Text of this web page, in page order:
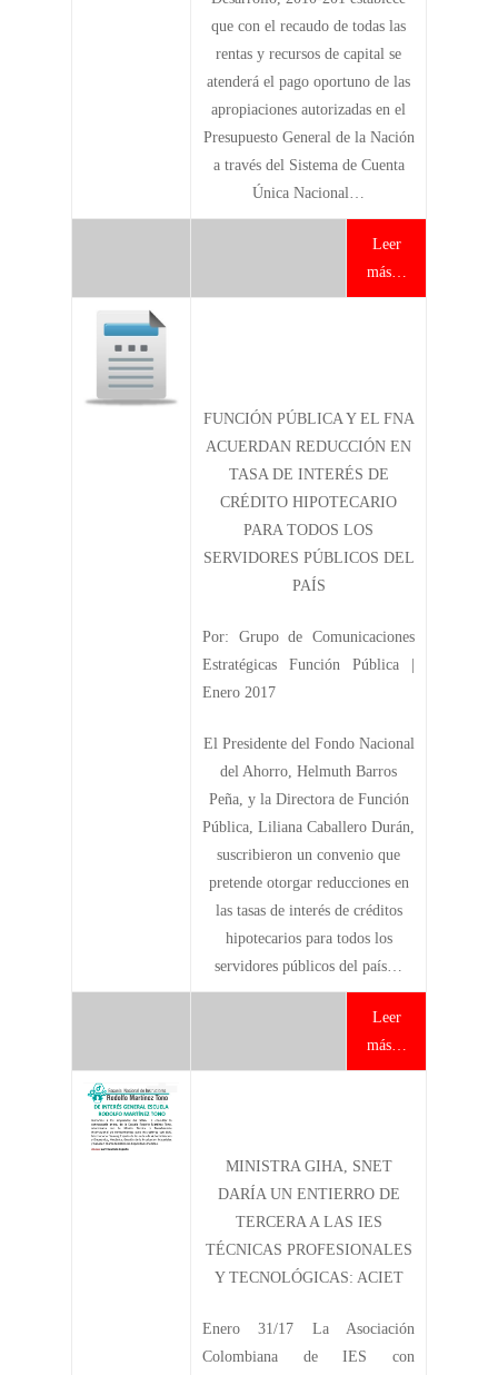
que con el recaudo de todas las
rentas y recursos de capital se
atenderá el pago oportuno de las
apropiaciones autorizadas en el
Presupuesto General de la Nación
a través del Sistema de Cuenta
Única Nacional…
Leer
más…
FUNCIÓN PÚBLICA Y EL FNA
ACUERDAN REDUCCIÓN EN
TASA DE INTERÉS DE
CRÉDITO HIPOTECARIO
PARA TODOS LOS
SERVIDORES PÚBLICOS DEL
PAÍS
Por: Grupo de Comunicaciones
Estratégicas Función Pública |
Enero 2017
El Presidente del Fondo Nacional
del Ahorro, Helmuth Barros
Peña, y la Directora de Función
Pública, Liliana Caballero Durán,
suscribieron un convenio que
pretende otorgar reducciones en
las tasas de interés de créditos
hipotecarios para todos los
servidores públicos del país…
Leer
más…
MINISTRA GIHA, SNET
DARÍA UN ENTIERRO DE
TERCERA A LAS IES
TÉCNICAS PROFESIONALES
Y TECNOLÓGICAS: ACIET
Enero 31/17 La Asociación
Colombiana de IES con